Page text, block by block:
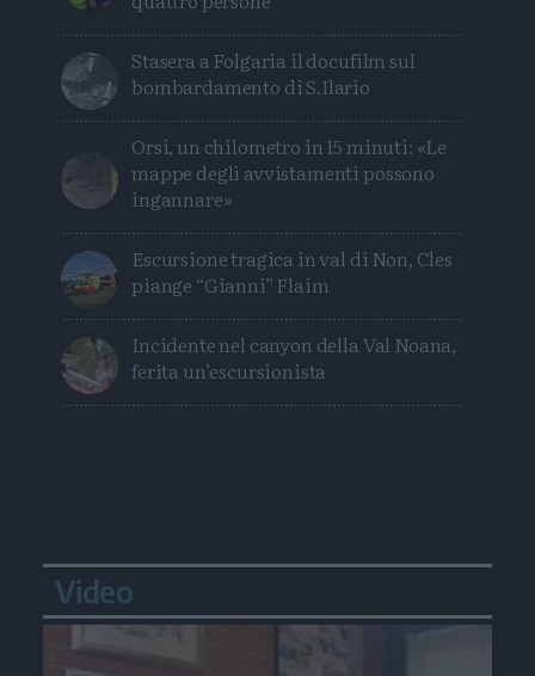
Stasera a Folgaria il docufilm sul
bombardamento di S.Ilario
Orsi, un chilometro in 15 minuti: «Le
mappe degli avvistamenti possono
ingannare»
Escursione tragica in val di Non, Cles
piange “Gianni” Flaim
Incidente nel canyon della Val Noana,
ferita un’escursionista
Video